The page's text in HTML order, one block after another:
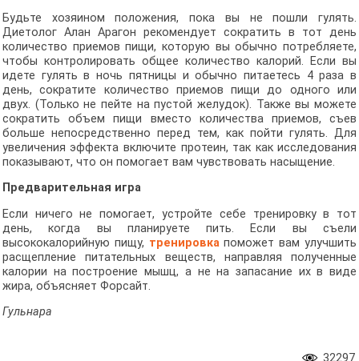
Будьте хозяином положения, пока вы не пошли гулять.
Диетолог Алан Арагон рекомендует сократить в тот день
количество приемов пищи, которую вы обычно потребляете,
чтобы контролировать общее количество калорий. Если вы
идете гулять в ночь пятницы и обычно питаетесь 4 раза в
день, сократите количество приемов пищи до одного или
двух. (Только не пейте на пустой желудок). Также вы можете
сократить объем пищи вместо количества приемов, съев
больше непосредственно перед тем, как пойти гулять. Для
увеличения эффекта включите протеин, так как исследования
показывают, что он помогает вам чувствовать насыщение.
Предварительная игра
Если ничего не помогает, устройте себе тренировку в тот
день, когда вы планируете пить. Если вы съели
высококалорийную пищу, тренировкапоможет вам улучшить
расщепление питательных веществ, направляя полученные
калории на построение мышц, а не на запасание их в виде
жира, объясняет Форсайт.
Гульнара
32297